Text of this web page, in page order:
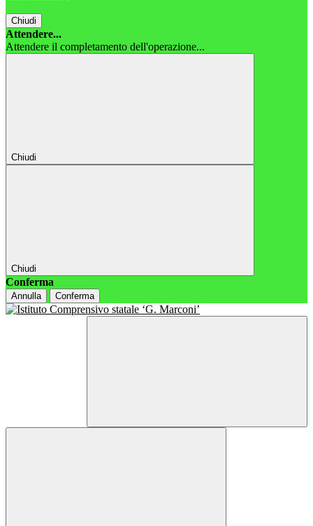
Chiudi
Attendere...
Attendere il completamento dell'operazione...
Chiudi
Chiudi
Conferma
Annulla Conferma